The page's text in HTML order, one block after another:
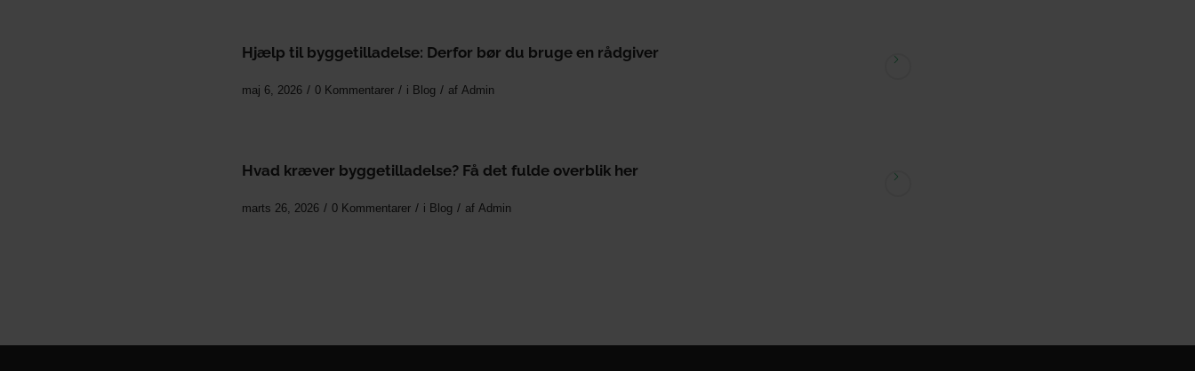
Hjælp til byggetilladelse: Derfor bør du bruge en rådgiver
maj 6, 2026 / 0 Kommentarer / i Blog / af Admin
Hvad kræver byggetilladelse? Få det fulde overblik her
marts 26, 2026 / 0 Kommentarer / i Blog / af Admin